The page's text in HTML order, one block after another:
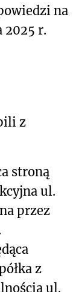
na
2025 r.
z
stroną
ul.
przez
z
ul.